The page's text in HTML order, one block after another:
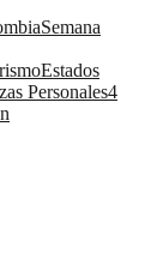
Semana
Estados
Personales4